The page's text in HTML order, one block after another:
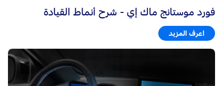
فورد موستانج ماك إي - شرح أنماط القيادة
اعرف المزيد